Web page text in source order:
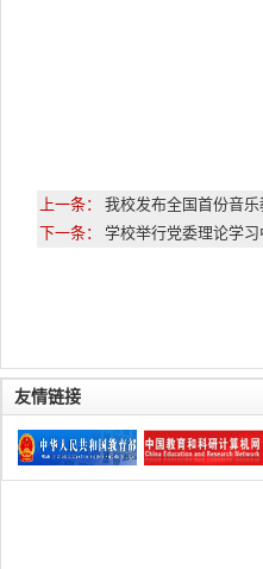
上一条： 我校发布全国首份音
下一条： 学校举行党委理论学
友情链接